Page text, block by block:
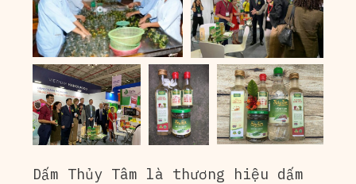
Dấm Thủy Tâm là thương hiệu dấm